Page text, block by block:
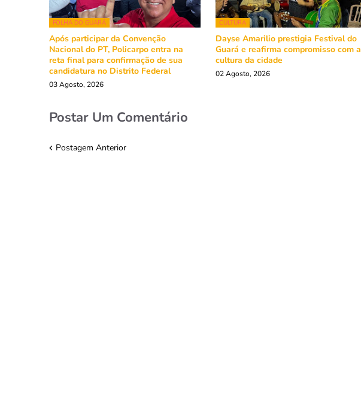
FOLHA DO GUARÁ
Após participar da Convenção
Nacional do PT, Policarpo entra na
reta final para confirmação de sua
candidatura no Distrito Federal
03 Agosto, 2026
CULTURA
Dayse Amarilio prestigia Festival do
Guará e reafirma compromisso com a
cultura da cidade
02 Agosto, 2026
Postar Um Comentário
Postagem Anterior